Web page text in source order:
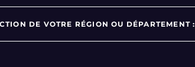
DE VOTRE RÉGION OU DÉPARTEMENT :